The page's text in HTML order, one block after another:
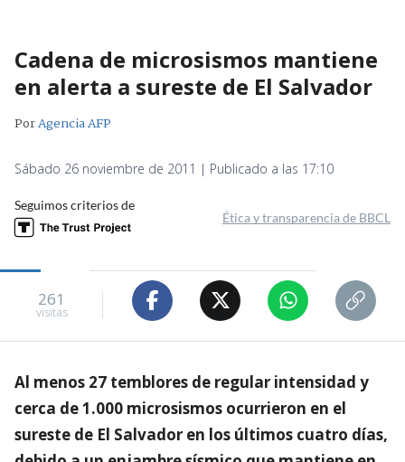
Cadena de microsismos mantiene
en alerta a sureste de El Salvador
PorAgencia AFP
Sábado 26 noviembre de 2011 | Publicado a las 17:10
Seguimos criterios de
Ética y transparencia de BBCL
261
visitas
Al menos 27 temblores de regular intensidad y
cerca de 1.000 microsismos ocurrieron en el
sureste de El Salvador en los últimos cuatro días,